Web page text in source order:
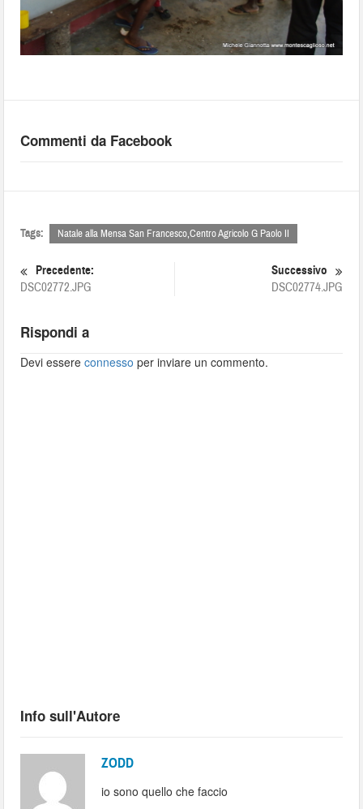
Commenti da Facebook
Tags: Natale alla Mensa San Francesco,Centro Agricolo G Paolo II
Precedente:
DSC02772.JPG
Successivo
DSC02774.JPG
Rispondi a
Devi essereconnesso per inviare un commento.
Info sull'Autore
ZODD
io sono quello che faccio